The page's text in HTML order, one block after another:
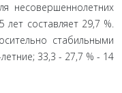
несовершеннолетних
составляет 29,7 %.
стабильными
33,3 - 27,7 % - 14